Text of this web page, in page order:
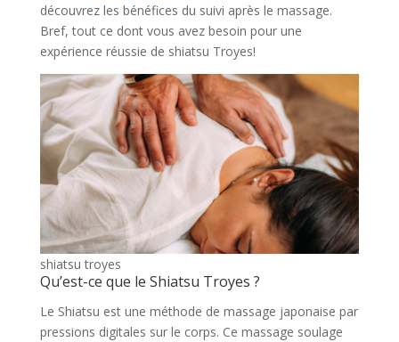
découvrez les bénéfices du suivi après le massage.
Bref, tout ce dont vous avez besoin pour une
expérience réussie de shiatsu Troyes!
shiatsu troyes
Qu’est-ce que le Shiatsu Troyes ?
Le Shiatsu est une méthode de massage japonaise par
pressions digitales sur le corps. Ce massage soulage